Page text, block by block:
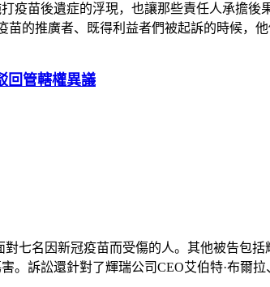
疫苗後遺症的浮現，也讓那些責任人承擔
的推廣者、既得利益者們被起訴的時候，
回管轄權異議
七名因新冠疫苗而受傷的人。其他被告包
訴訟還針對了輝瑞公司CEO艾伯特·布爾